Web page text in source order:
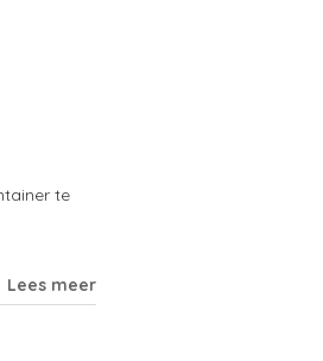
te
Lees meer